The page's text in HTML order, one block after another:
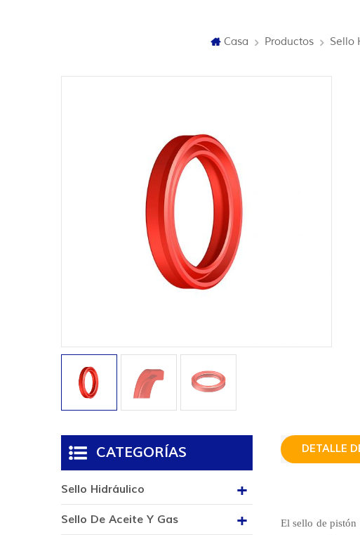
Casa Productos Sello
DETALLE
El sello de
CATEGORÍAS
Sello Hidráulico
Sello De Aceite Y Gas